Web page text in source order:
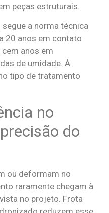
peças estruturais.
segue a norma técnica
20 anos em contato
anos em
de umidade. À
tipo de tratamento
no
do
ou deformam no
raramente chegam à
no projeto. Frota